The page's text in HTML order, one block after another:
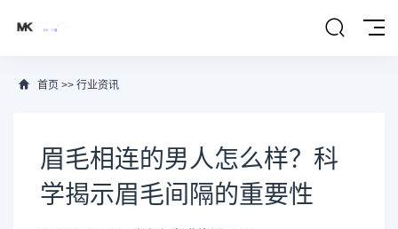
首页 >> 行业资讯
眉毛相连的男人怎么样？科
学揭示眉毛间隔的重要性